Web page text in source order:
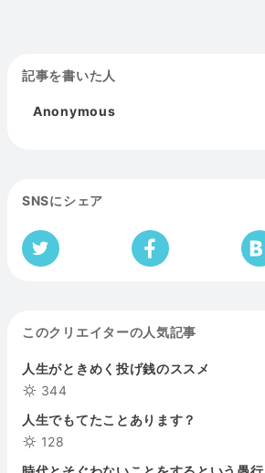
記事を書いた人
Anonymous
SNSにシェア
このクリエイターの人気記事
人生がときめく投げ銭のススメ
344
人生でもてたことあります？
128